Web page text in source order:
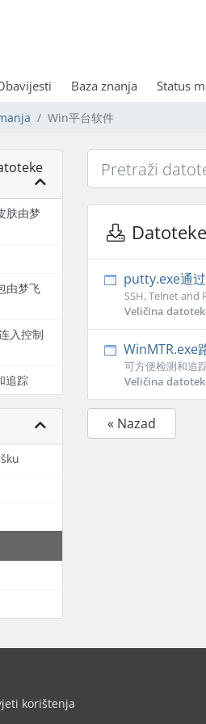
Baza znanja Status
Win平台软件
肤由梦
由梦飞
入控制
追踪
Datoteke
putty.exe通
SSH, Telnet and
Veličina
WinMTR.exe
可方便检测和追
Veličina
« Nazad
korištenja